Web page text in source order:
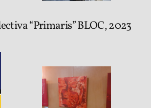
“Primaris” BLOC, 2023